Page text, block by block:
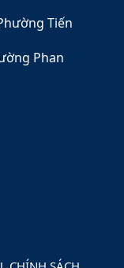
Tiến
Phan